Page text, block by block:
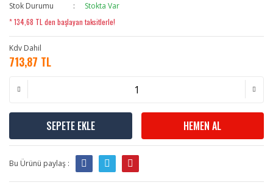
Stok Durumu
Stokta Var
* 134,68 TL den başlayan taksitlerle!
Kdv Dahil
713,87 TL
SEPETE EKLE HEMEN AL
Bu Ürünü paylaş :